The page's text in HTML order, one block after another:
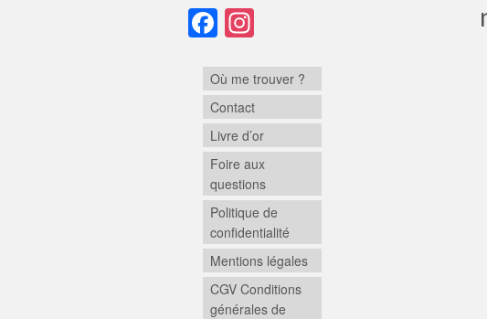
Facebook
Où me trouver ?
Contact
Livre d’or
Foire aux
questions
Politique de
confidentialité
Mentions légales
CGV Conditions
générales de